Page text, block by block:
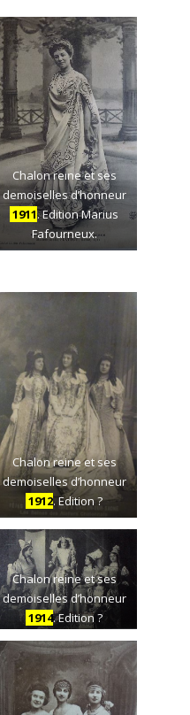
Chalon reine et ses
demoiselles d’honneur
1911. Edition Marius
Fafourneux.
Chalon reine et ses
demoiselles d’honneur
1912. Edition ?
Chalon reine et ses
demoiselles d’honneur
1914. Edition ?